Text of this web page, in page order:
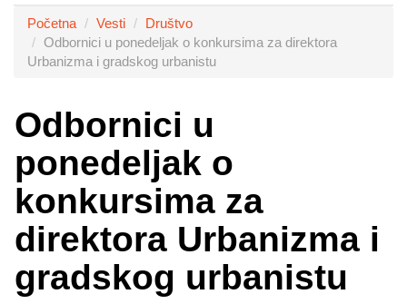
Početna Vesti
Društvo
Odbornici u ponedeljak o konkursima za direktora
Urbanizma i gradskog urbanistu
Odbornici u
ponedeljak o
konkursima za
direktora Urbanizma i
gradskog urbanistu